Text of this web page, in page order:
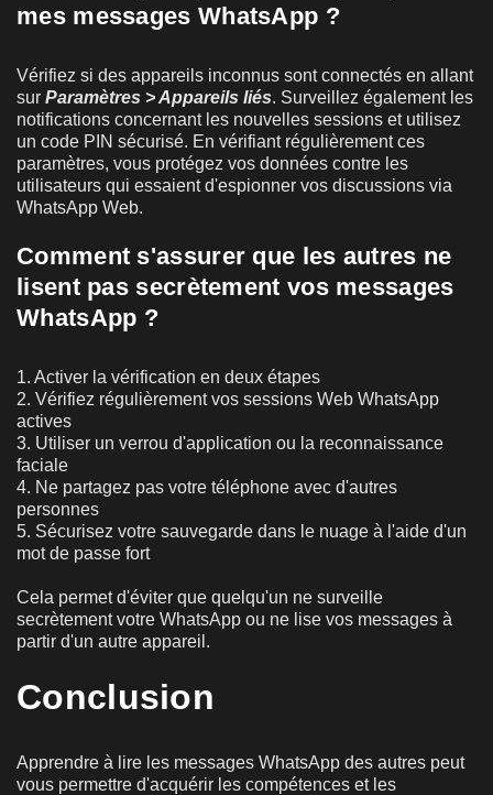
mes messages WhatsApp ?
Vérifiez si des appareils inconnus sont connectés en allant
sur Paramètres > Appareils liés. Surveillez également les
notifications concernant les nouvelles sessions et utilisez
un code PIN sécurisé. En vérifiant régulièrement ces
paramètres, vous protégez vos données contre les
utilisateurs qui essaient d'espionner vos discussions via
WhatsApp Web.
Comment s'assurer que les autres ne
lisent pas secrètement vos messages
WhatsApp ?
1. Activer la vérification en deux étapes
2. Vérifiez régulièrement vos sessions Web WhatsApp
actives
3. Utiliser un verrou d'application ou la reconnaissance
faciale
4. Ne partagez pas votre téléphone avec d'autres
personnes
5. Sécurisez votre sauvegarde dans le nuage à l'aide d'un
mot de passe fort
Cela permet d'éviter que quelqu'un ne surveille
secrètement votre WhatsApp ou ne lise vos messages à
partir d'un autre appareil.
Conclusion
Apprendre à lire les messages WhatsApp des autres peut
vous permettre d'acquérir les compétences et les